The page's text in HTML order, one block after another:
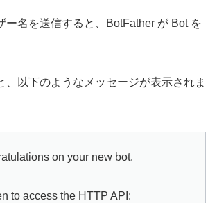
ー名を送信すると、BotFather が Bot を
、以下のようなメッセージが表示されま
on your new bot.
to access the HTTP API: